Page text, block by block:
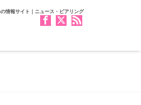
情報サイト｜ニュース・ピアリング